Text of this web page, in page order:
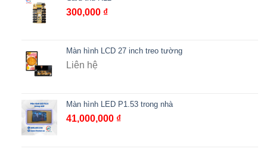
300,000 ₫
Màn hình LCD 27 inch treo tường
Liên hệ
Màn hình LED P1.53 trong nhà
41,000,000 ₫